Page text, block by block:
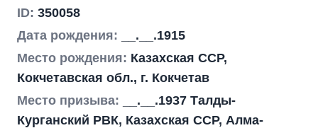
ID: 350058
Дата рождения:
__.__.1915
Место рождения: Казахская ССР,
Кокчетавская обл., г. Кокчетав
Место призыва:
__.__.1937 Талды-
Курганский РВК, Казахская ССР, Алма-